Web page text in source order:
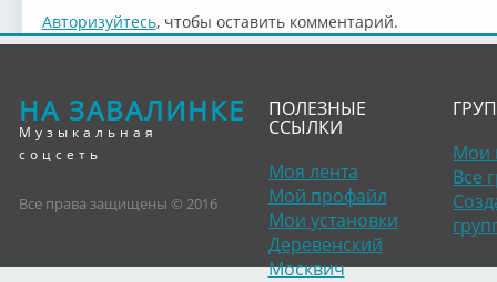
Авторизуйтесь, чтобы оставить комментарий.
НА ЗАВАЛИНКЕ
Музыкальная
соцсеть
Все права защищены © 2016
ПОЛЕЗНЫЕ
ССЫЛКИ
Моя лента
Мой профайл
Мои установки
Деревенский
Москвич
Мои
Все